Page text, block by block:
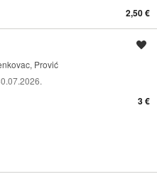
2,50 €
Prović
3 €